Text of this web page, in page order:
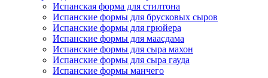
Испанская форма для стилтона
Испанские формы для брусковых сыров
Испанские формы для грюйера
Испанские формы для маасдама
Испанские формы для сыра махон
Испанские формы для сыра гауда
Испанские формы манчего